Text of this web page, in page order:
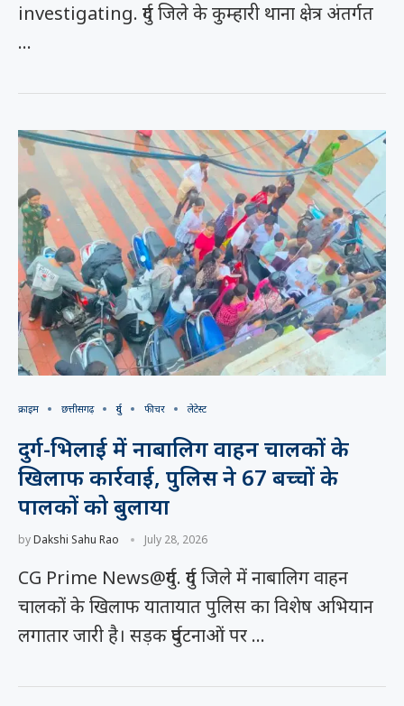
investigating. दुर्ग जिले के कुम्हारी थाना क्षेत्र अंतर्गत
…
क्राइम छत्तीसगढ़ दुर्ग फीचर लेटेस्ट
दुर्ग-भिलाई में नाबालिग वाहन चालकों के
खिलाफ कार्रवाई, पुलिस ने 67 बच्चों के
पालकों को बुलाया
byDakshi Sahu Rao July 28, 2026
CG Prime News@दुर्ग. दुर्ग जिले में नाबालिग वाहन
चालकों के खिलाफ यातायात पुलिस का विशेष अभियान
लगातार जारी है। सड़क दुर्घटनाओं पर …